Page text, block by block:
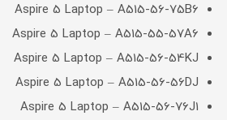
Aspire 5 Laptop – A515-56-75B6
Aspire 5 Laptop – A515-55-57A6
Aspire 5 Laptop – A515-56-54KJ
Aspire 5 Laptop – A515-56-56DJ
Aspire 5 Laptop – A515-56-76J1